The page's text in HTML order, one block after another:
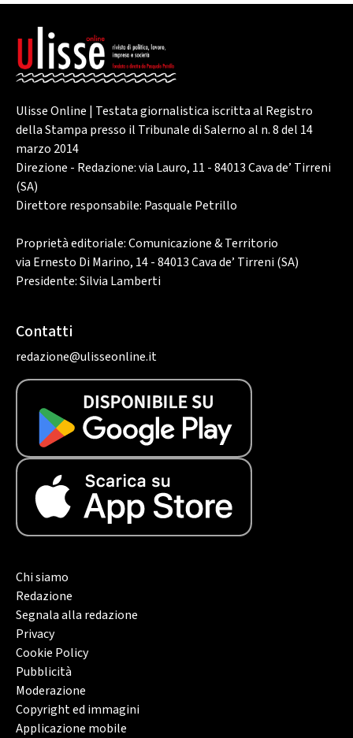
Ulisse Online | Testata giornalistica iscritta al Registro
della Stampa presso il Tribunale di Salerno al n. 8 del 14
marzo 2014
Direzione - Redazione: via Lauro, 11 - 84013 Cava de’ Tirreni
(SA)
Direttore responsabile: Pasquale Petrillo
Proprietà editoriale: Comunicazione & Territorio
via Ernesto Di Marino, 14 - 84013 Cava de’ Tirreni (SA)
Presidente: Silvia Lamberti
Contatti
redazione@ulisseonline.it
Chi siamo
Redazione
Segnala alla redazione
Privacy
Cookie Policy
Pubblicità
Moderazione
Copyright ed immagini
Applicazione mobile